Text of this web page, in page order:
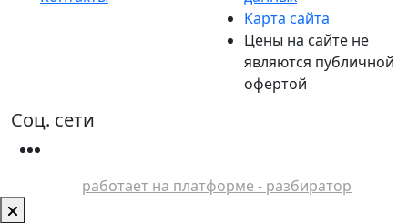
Карта сайта
Цены на сайте не
являются публичной
офертой
Соц. сети
работает на платформе - разбиратор